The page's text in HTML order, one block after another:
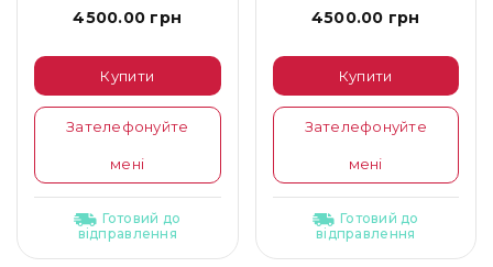
4500.00 грн
Купити
Зателефонуйте
мені
Готовий до
відправлення
4500.00 грн
Купити
Зателефонуйте
мені
Готовий до
відправлення